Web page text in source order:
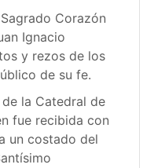
Corazón
Ignacio
y rezos de los
de su fe.
la Catedral de
fue recibida con
un costado del